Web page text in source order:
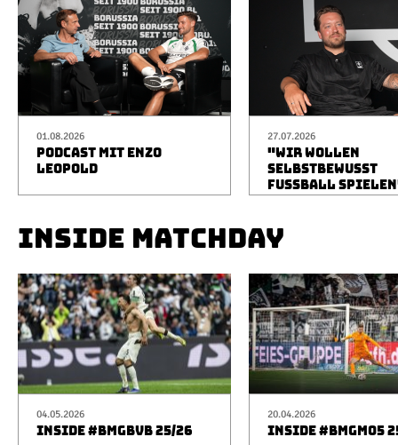
01.08.2026
PODCAST MIT ENZO
LEOPOLD
27.07.2026
"WIR WOLLEN
SELBSTBEWUSST
FUSSBALL
INSIDE MATCHDAY
04.05.2026
INSIDE #BMGBVB 25/26
20.04.2026
INSIDE #BMGM05